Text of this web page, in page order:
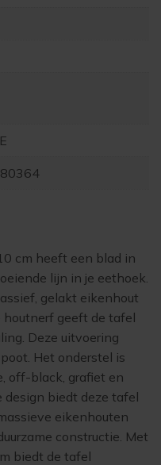
cm heeft een blad in
lijn in je eethoek.
gelakt eikenhout
houtnerf geeft de tafel
Deze uitvoering
Het onderstel is
off-black, grafiet en
design biedt deze tafel
eikenhouten
constructie. Met
biedt de tafel